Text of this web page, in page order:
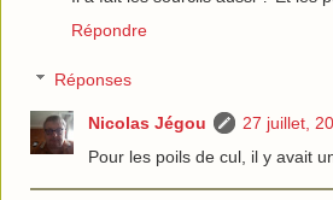
Répondre
Réponses
Nicolas Jégou
27 juillet,
Pour les poils de cul, il y avait